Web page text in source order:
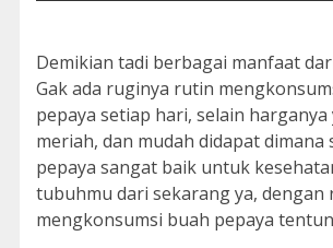
Demikian tadi berbagai manfaat
Gak ada ruginya rutin
pepaya setiap hari, selain
meriah, dan mudah didapat dimana
pepaya sangat baik untuk
tubuhmu dari sekarang ya, dengan
mengkonsumsi buah pepaya